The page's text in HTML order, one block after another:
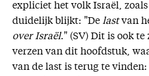
expliciet het volk Israël,
duidelijk blijkt: "De lastvan
over Israël." (SV) Dit is ook
verzen van dit hoofdstuk,
van de last is terug te